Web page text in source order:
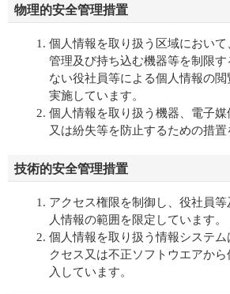
物理的安全管理措置
個人情報を取り扱う区域におい
管理及び持ち込む機器等を制限
ない役社員等による個人情報の
実施しています。
個人情報を取り扱う機器、電子
又は紛失等を防止するための措置
技術的安全管理措置
アクセス権限を制御し、役社員
人情報の範囲を限定しています。
個人情報を取り扱う情報システ
クセス又は不正ソフトウエアか
入しています。